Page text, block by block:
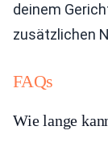
deinem
zusätzlichen
FAQs
Wie lange